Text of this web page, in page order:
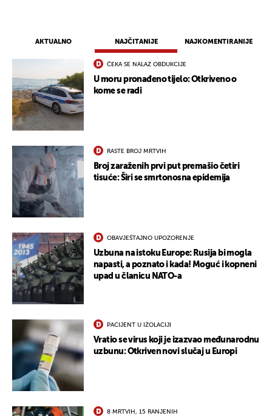
AKTUALNO NAJČITANIJE NAJKOMENTIRANIJE
ČEKA SE NALAZ OBDUKCIJE
U moru pronađeno tijelo: Otkriveno o
kome se radi
RASTE BROJ MRTVIH
Broj zaraženih prvi put premašio četiri
tisuće: Širi se smrtonosna epidemija
OBAVJEŠTAJNO UPOZORENJE
Uzbuna na istoku Europe: Rusija bi mogla
napasti, a poznato i kada! Moguć i kopneni
upad u članicu NATO-a
PACIJENT U IZOLACIJI
Vratio se virus koji je izazvao međunarodnu
uzbunu: Otkriven novi slučaj u Europi
8 MRTVIH, 15 RANJENIH